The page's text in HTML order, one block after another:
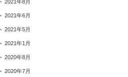
2021年8月
2021年6月
2021年5月
2021年1月
2020年8月
2020年7月